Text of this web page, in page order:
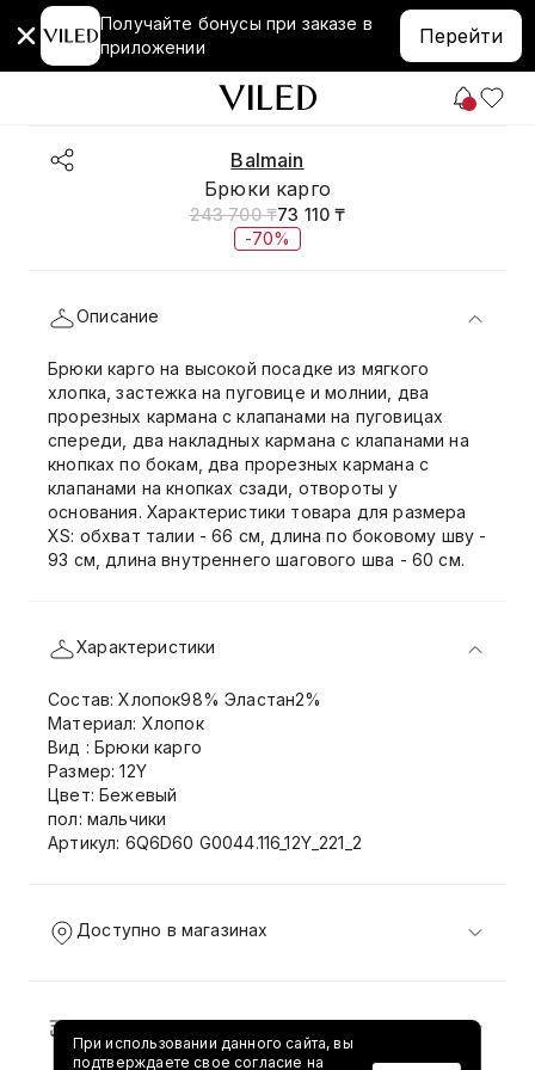
Получайте бонусы при заказе в
приложении
Перейти
Balmain
Брюки карго
243 700 ₸73 110 ₸
-70%
Описание
Брюки карго на высокой посадке из мягкого
хлопка, застежка на пуговице и молнии, два
прорезных кармана с клапанами на пуговицах
спереди, два накладных кармана с клапанами на
кнопках по бокам, два прорезных кармана с
клапанами на кнопках сзади, отвороты у
основания. Характеристики товара для размера
XS: обхват талии - 66 см, длина по боковому шву -
93 см, длина внутреннего шагового шва - 60 см.
Характеристики
Состав: Хлопок98% Эластан2%
Материал: Хлопок
Вид : Брюки карго
Размер: 12Y
Цвет: Бежевый
пол: мальчики
Артикул: 6Q6D60 G0044.116_12Y_221_2
Доступно в магазинах
Доставка и возврат
При использовании данного сайта, вы
подтверждаете свое согласие на